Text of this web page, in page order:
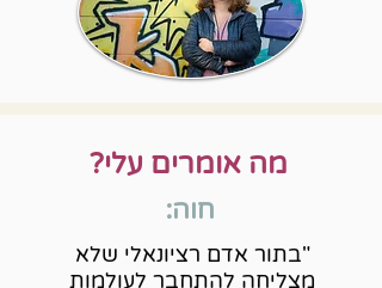
מה אומרים עלי?
חוה:
"בתור אדם רציונאלי שלא
מצליחה להתחבר לעולמות